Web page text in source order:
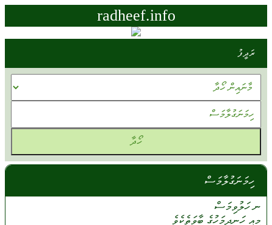
radheef.info
ރަދީފު
ހިމަނަގުލާމަސް
ނ ހަލުވިމަސް
މިއީހަނދިމަހުގެ ބާވަތެކެވެ